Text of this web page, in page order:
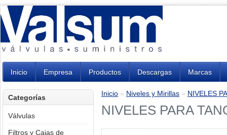
Inicio Empresa Productos Descargas Marcas
Categorías
Válvulas
Filtros y Cajas de
Inicio » Niveles y Mirillas » NIVELES
NIVELES PARA